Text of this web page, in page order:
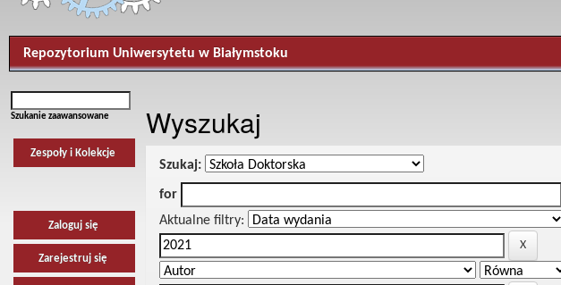
Repozytorium Uniwersytetu w Białymstoku
Szukanie zaawansowane
Zespoły i Kolekcje
Zaloguj się
Zarejestruj się
Wyszukaj
Szukaj:
for
Aktualne filtry: